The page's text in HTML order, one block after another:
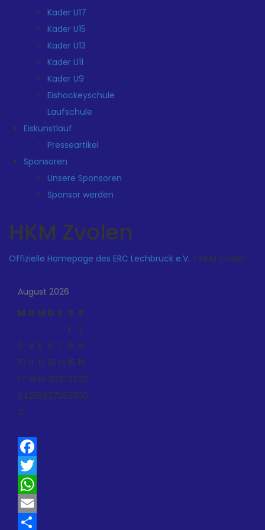
Kader U17
Kader U15
Kader U13
Kader U11
Kader U9
Eishockeyschule
Laufschule
Eiskunstlauf
Presseartikel
Sponsoren
Unsere Sponsoren
Sponsor werden
HKM Zvolen
Offizielle Homepage des ERC Lechbruck e.V. > HKM Zvolen
August 2026
M D M D F S S
1
2
3 4 5 6 7 8 9
10 11 12 13 14 15 16
17 18 19 2021 2223
24252627282930
31
Facebook
Twitter
WhatsApp
Email